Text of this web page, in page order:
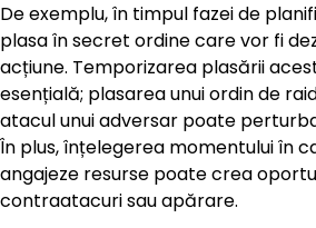
De exemplu, în timpul fazei de
plasa în secret ordine care vor fi
acțiune. Temporizarea plasării
esențială; plasarea unui ordin de
atacul unui adversar poate
În plus, înțelegerea momentului în
angajeze resurse poate crea
contraatacuri sau apărare.